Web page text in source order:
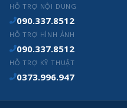
HỖ TRỢ NỘI DUNG
090.337.8512
HỖ TRỢ HÌNH ẢNH
090.337.8512
HỖ TRỢ KỸ THUẬT
0373.996.947